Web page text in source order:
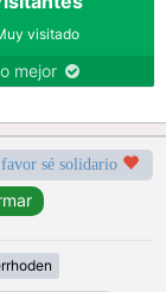
visitado
mejor
sé solidario